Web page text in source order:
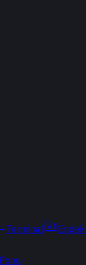
Terminal